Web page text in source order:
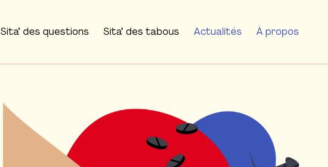
Sita’ des questions Sita’ des tabous Actualités À propos
Agrandir l'image